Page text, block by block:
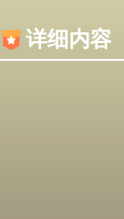
详细内容